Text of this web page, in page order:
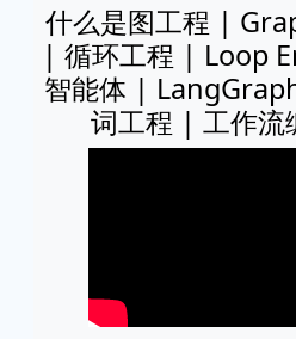
什么是图工程 |
| 循环工程 | Loop
智能体 |
词工程 | 工作